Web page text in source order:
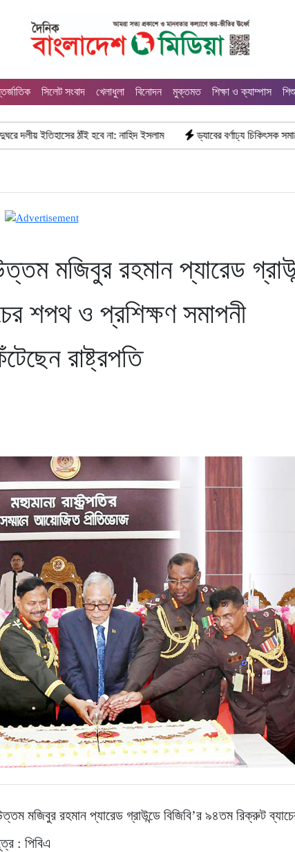
সিলেট সংবাদ খেলাধুলা বিনোদন মুক্তমত শিক্ষা ও ক্যাম্পাস
ঠাঁই হবে না: নাহিদ ইসলাম ড্যাবের বর্ণাঢ্য চিকিৎসক সমাবেশে প্রধান
মজিবুর রহমান প্যারেড
শপথ ও প্রশিক্ষণ সমাপনী
রাষ্ট্রপতি
মজিবুর রহমান প্যারেড গ্রাউন্ডে বিজিবি’র ৯৪তম রিক্রুট
: পিবিএ